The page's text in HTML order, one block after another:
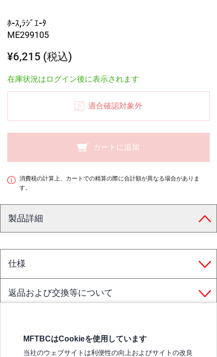
ﾎ-ｽ,ﾗｼﾞｴ-ﾀ
ME299105
¥6,215 (税込)
在庫状況はログイン後に表示されます
適合確認対象外
カートに追加
消費税の計算上、カートでの精算の際に合計額が異なる場合がありま
す。
製品詳細
仕様
返品および交換等について
MFTBCはCookieを使用しています
当社のウェブサイトは利便性の向上およびサイトの改良